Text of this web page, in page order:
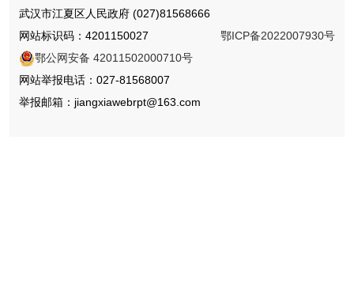
武汉市江夏区人民政府 (027)81568666
网站标识码：4201150027
鄂ICP备2022007930号
鄂公网安备 42011502000710号
网站举报电话：027-81568007
举报邮箱：jiangxiawebrpt@163.com